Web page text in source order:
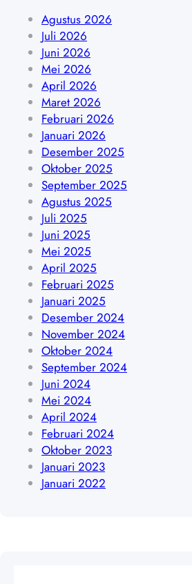
Agustus 2026
Juli 2026
Juni 2026
Mei 2026
April 2026
Maret 2026
Februari 2026
Januari 2026
Desember 2025
Oktober 2025
September 2025
Agustus 2025
Juli 2025
Juni 2025
Mei 2025
April 2025
Februari 2025
Januari 2025
Desember 2024
November 2024
Oktober 2024
September 2024
Juni 2024
Mei 2024
April 2024
Februari 2024
Oktober 2023
Januari 2023
Januari 2022